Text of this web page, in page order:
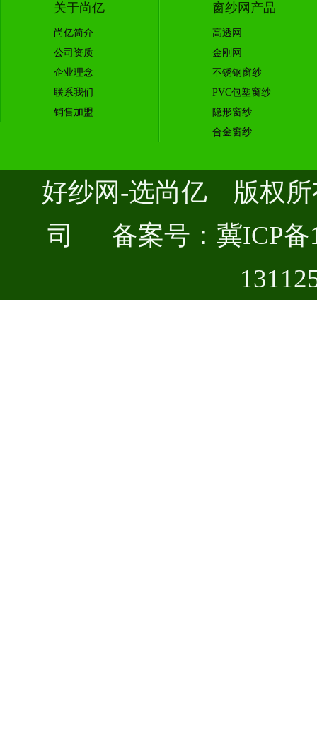
关于尚亿
尚亿简介
公司资质
企业理念
联系我们
销售加盟
窗纱网产品
高透网
金刚网
不锈钢窗纱
PVC包塑窗纱
隐形窗纱
合金窗纱
好纱网-选尚亿 版权所
司 备案号： 冀ICP备